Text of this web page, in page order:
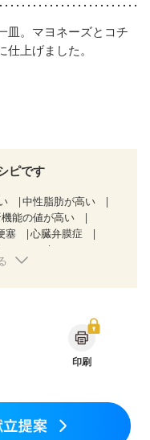
皿。マヨネーズとコチ
上げました。
ピです
中性脂肪が高い
能の値が高い
塞
心臓弁膜症
IBS）
（第２期）
射線治療中）
ど
ルク）
骨折印刷